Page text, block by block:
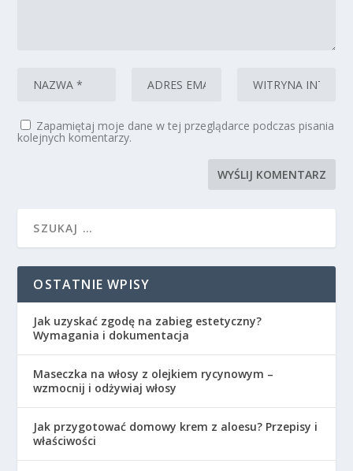
Zapamiętaj moje dane w tej przeglądarce podczas pisania
kolejnych komentarzy.
OSTATNIE WPISY
Jak uzyskać zgodę na zabieg estetyczny?
Wymagania i dokumentacja
Maseczka na włosy z olejkiem rycynowym –
wzmocnij i odżywiaj włosy
Jak przygotować domowy krem z aloesu? Przepisy i
właściwości